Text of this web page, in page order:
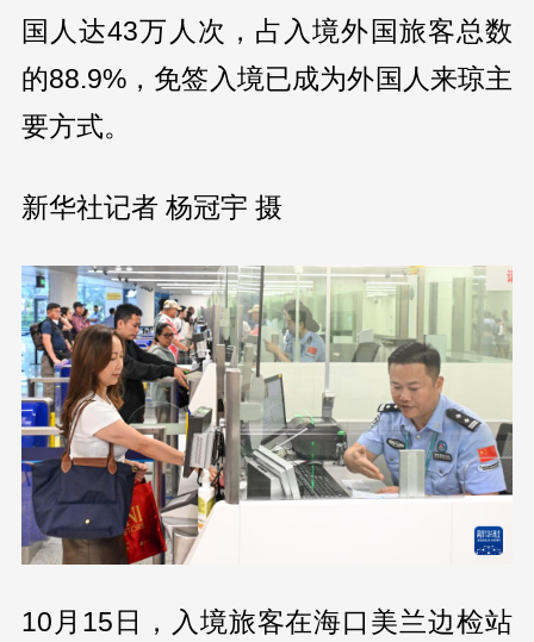
国人达43万人次，占入境外国旅客总数
的88.9%，免签入境已成为外国人来琼主
要方式。
新华社记者 杨冠宇 摄
10月15日，入境旅客在海口美兰边检站